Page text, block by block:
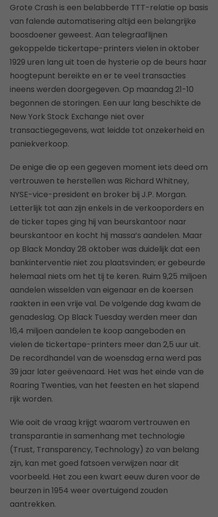
Grote Crash is een belabberde TTT-relatie op basis
van falende automatisering altijd een belangrijke
boosdoener geweest. Aan telegraaflijnen
gekoppelde tickertape-printers vielen in oktober
1929 uren lang uit toen de hysterie op de beurs haar
hoogtepunt bereikte en er te veel transacties
ineens werden doorgegeven. Op maandag 21-10
begonnen de storingen. Een uur lang beschikte de
New York Stock Exchange niet over
transactiegegevens, wat leidde tot onzekerheid en
paniekverkoop.
De enige die op een gegeven moment iets deed om
vertrouwen te herstellen was Richard Whitney,
NYSE-vice-president en broker bij J.P. Morgan.
Letterlijk tot aan zijn enkels in de verkooporders en
de ticker tapes ging hij van beurskantoor naar
beurskantoor en kocht hij massa’s aandelen. Maar
op Black Monday 28 oktober was duidelijk dat een
bankinterventie niet zou plaatsvinden; er gebeurde
helemaal niets om het tij te keren. Ruim 9,25 miljoen
aandelen wisselden van eigenaar en de koersen
raakten in een vrije val. De volgende dag kwam de
genadeslag. Op Black Tuesday werden meer dan
16,4 miljoen aandelen te koop aangeboden en
vielen de tickertape-printers meer dan 2,5 uur uit.
De recordhandel van de woensdag erna werd pas
39 jaar later geëvenaard. Het was het einde van de
Roaring Twenties, van het feesten en het slapend
rijk worden.
Wie ooit de vraag krijgt waarom vertrouwen en
transparantie in samenhang met technologie
(Trust, Transparency, Technology) zo van belang
zijn, kan met goed fatsoen verwijzen naar dit
voorbeeld. Het zou een kwart eeuw duren voor de
beurzen in 1954 weer overtuigend zouden
aantrekken.